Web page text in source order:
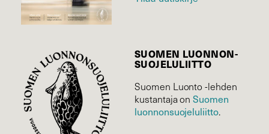
SUOMEN LUONNON­
SUOJELU­LIITTO
Suomen Luonto -lehden
kustantaja onSuomen
luonnonsuojelu­liitto.